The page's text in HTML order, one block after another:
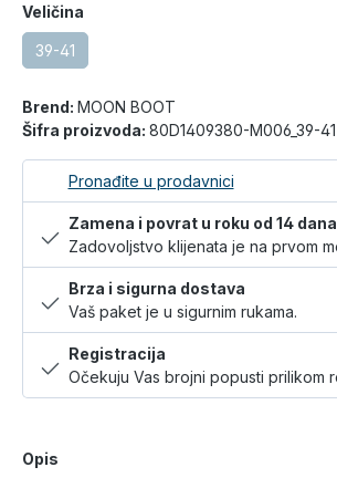
Veličina
39-41
Brend: MOON BOOT
Šifra proizvoda: 80D1409380-M006_39-41
Pronađite u prodavnici
Zamena i povrat u roku od 14 dana
Zadovoljstvo klijenata je na prvom
Brza i sigurna dostava
Vaš paket je u sigurnim rukama.
Registracija
Očekuju Vas brojni popusti prilikom
Opis